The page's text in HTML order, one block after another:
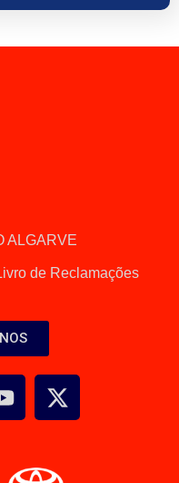
ALGARVE
de Reclamações